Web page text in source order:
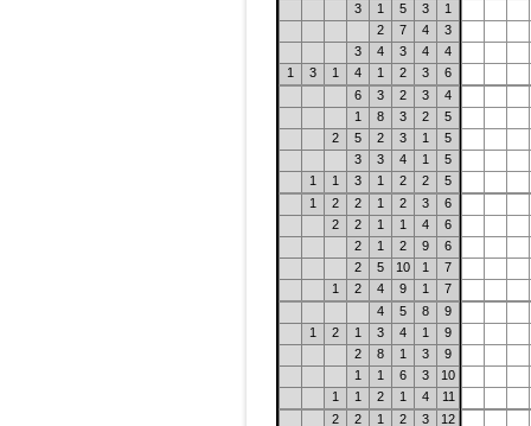
3
1 5 3
1
2
7 4
3
3
4 3 4
4
1
3 1 4 1 2 3
6
6
3 2 3
4
1
8 3 2
5
2
5 2 3 1
5
3
3 4 1
5
1
1 3 1 2 2
5
1
2 2 1 2 3
6
2
2 1 1 4
6
2
1 2 9
6
2
5 10 1
7
1
2 4 9 1
7
4
5 8
9
1
2 1 3 4 1
9
2
8 1 3
9
1
1 6 3
10
1
1 2 1 4
11
2
2 1 2 3
12